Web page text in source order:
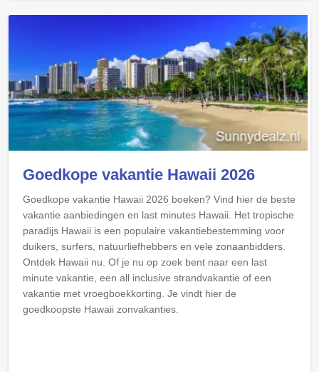
Goedkope vakantie Hawaii 2026
Goedkope vakantie Hawaii 2026 boeken? Vind hier de beste
vakantie aanbiedingen en last minutes Hawaii. Het tropische
paradijs Hawaii is een populaire vakantiebestemming voor
duikers, surfers, natuurliefhebbers en vele zonaanbidders.
Ontdek Hawaii nu. Of je nu op zoek bent naar een last
minute vakantie, een all inclusive strandvakantie of een
vakantie met vroegboekkorting. Je vindt hier de
goedkoopste Hawaii zonvakanties.